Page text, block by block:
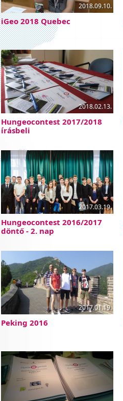
2018.09.10.
iGeo 2018 Quebec
2018.02.13.
Hungeocontest 2017/2018
írásbeli
2017.03.19.
Hungeocontest 2016/2017
döntő - 2. nap
2017.01.19.
Peking 2016